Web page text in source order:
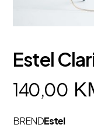
Estel
140,00
BRENDEstel